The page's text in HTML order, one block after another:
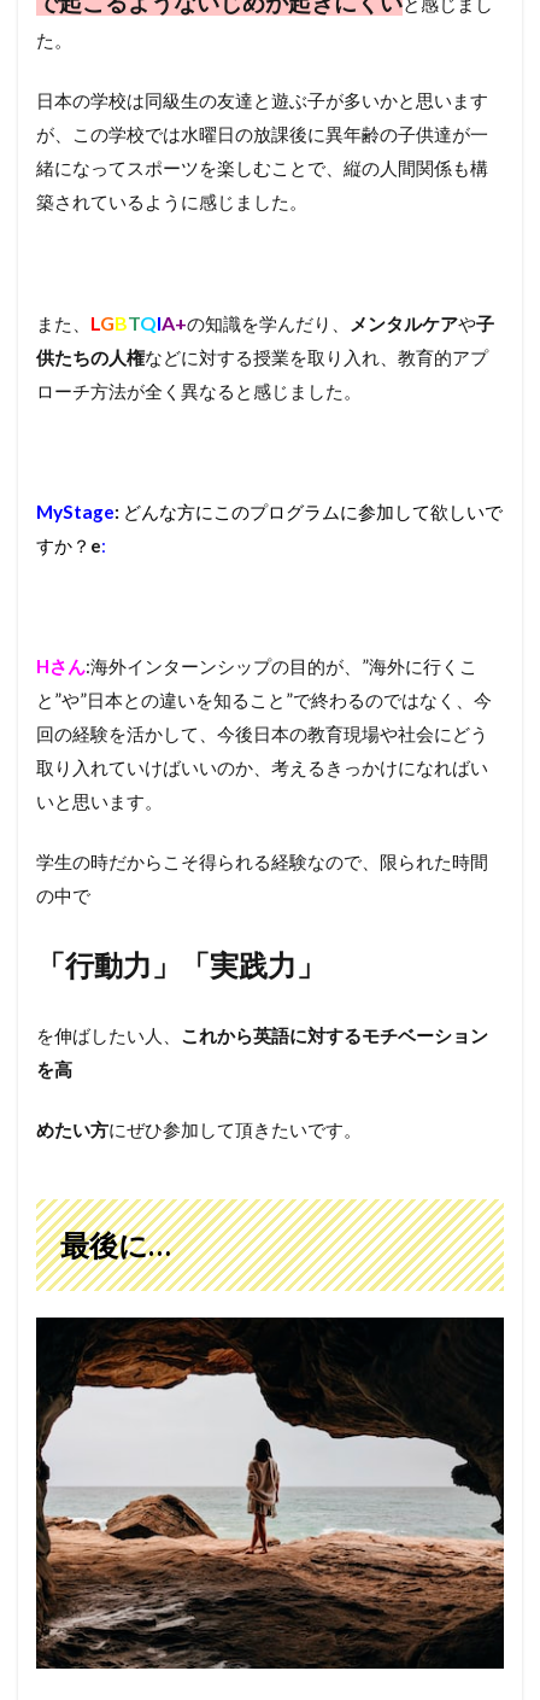
た。
日本の学校は同級生の友達と遊ぶ子が多いかと思います
が、この学校では水曜日の放課後に異年齢の子供達が一
緒になってスポーツを楽しむことで、縦の人間関係も構
築されているように感じました。
また、 LGBTQIA+の知識を学んだり、 メンタルケアや子
供たちの人権などに対する授業を取り入れ、教育的アプ
ローチ方法が全く異なると感じました。
MyStage: どんな方にこのプログラムに参加して欲しいで
すか？ e:
Hさん:海外インターンシップの目的が、”海外に行くこ
と”や”日本との違いを知ること”で終わるのではなく、今
回の経験を活かして、今後日本の教育現場や社会にどう
取り入れていけばいいのか、考えるきっかけになればい
いと思います。
学生の時だからこそ得られる経験なので、限られた時間
の中で
「行動力」「実践力」
を伸ばしたい人、 これから英語に対するモチベーション
を高
めたい方にぜひ参加して頂きたいです。
最後に…